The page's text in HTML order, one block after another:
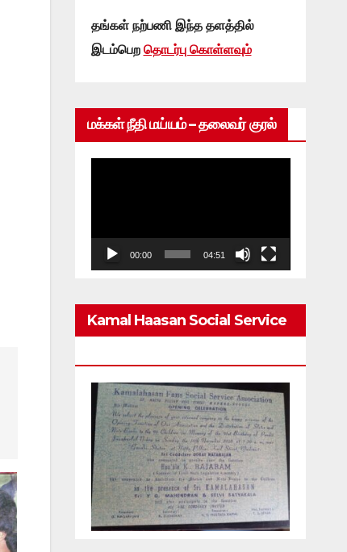
தங்கள் நற்பணி இந்த தளத்தில்
இடம்பெற தொடர்பு கொள்ளவும்
மக்கள் நீதி மய்யம் – தலைவர் குரல்
00:00 04:51
Kamal Haasan Social Service